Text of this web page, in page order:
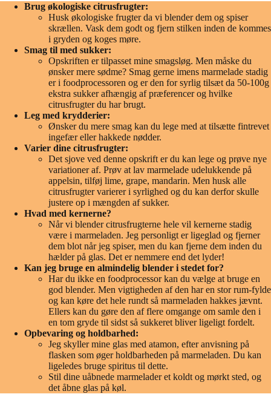
Brug økologiske citrusfrugter:
Husk økologiske frugter da vi blender dem og spiser
skrællen. Vask dem godt og fjern stilken inden de kommes
i gryden og koges møre.
Smag til med sukker:
Opskriften er tilpasset mine smagsløg. Men måske du
ønsker mere sødme? Smag gerne imens marmelade stadig
er i foodprocessoren og er den for syrlig tilsæt da 50-100g
ekstra sukker afhængig af præferencer og hvilke
citrusfrugter du har brugt.
Leg med krydderier:
Ønsker du mere smag kan du lege med at tilsætte fintrevet
ingefær eller hakkede nødder.
Varier dine citrusfrugter:
Det sjove ved denne opskrift er du kan lege og prøve nye
variationer af. Prøv at lav marmelade udelukkende på
appelsin, tilføj lime, grape, mandarin. Men husk alle
citrusfrugter varierer i syrlighed og du kan derfor skulle
justere op i mængden af sukker.
Hvad med kernerne?
Når vi blender citrusfrugterne hele vil kernerne stadig
være i marmeladen. Jeg personligt er ligeglad og fjerner
dem blot når jeg spiser, men du kan fjerne dem inden du
hælder på glas. Det er nemmere end det lyder!
Kan jeg bruge en almindelig blender i stedet for?
Har du ikke en foodprocessor kan du vælge at bruge en
god blender. Men vigtigheden af den har en stor rum-fylde
og kan køre det hele rundt så marmeladen hakkes jævnt.
Ellers kan du gøre den af flere omgange om samle den i
en tom gryde til sidst så sukkeret bliver ligeligt fordelt.
Opbevaring og holdbarhed:
Jeg skyller mine glas med atamon, efter anvisning på
flasken som øger holdbarheden på marmeladen. Du kan
ligeledes bruge spiritus til dette.
Stil dine uåbnede marmelader et koldt og mørkt sted, og
det åbne glas på køl.